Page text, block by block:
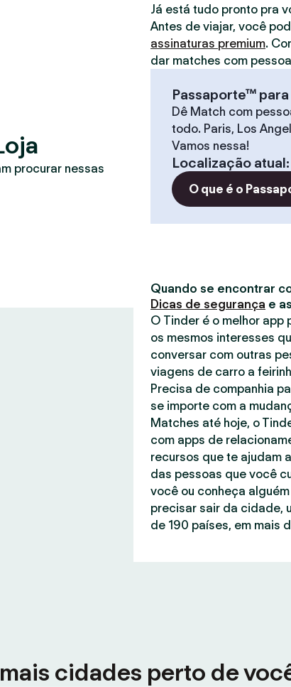
procurar nessas
Já está tudo pronto pra
Antes de viajar, você
assinaturas premium.
dar matches com
Passaporte™
Dê Match com
todo. Paris, Los
Vamos nessa!
Localização atual:
O que é o
Quando se encontrar
Dicas de segurança e as
O Tinder é o melhor app
os mesmos interesses
conversar com outras
viagens de carro a
Precisa de companhia
se importe com a
Matches até hoje, o
com apps de
recursos que te ajudam
das pessoas que você
você ou conheça
precisar sair da cidade,
de 190 países, em mais
cidades perto de